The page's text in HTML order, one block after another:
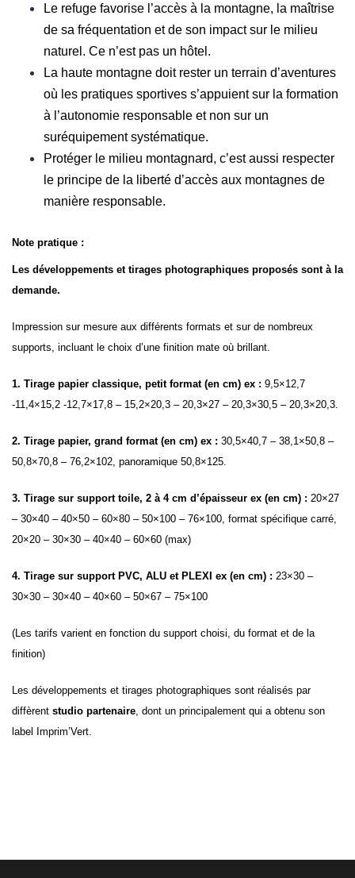
Le refuge favorise l’accès à la montagne, la maîtrise
de sa fréquentation et de son impact sur le milieu
naturel. Ce n’est pas un hôtel.
La haute montagne doit rester un terrain d’aventures
où les pratiques sportives s’appuient sur la formation
à l’autonomie responsable et non sur un
suréquipement systématique.
Protéger le milieu montagnard, c’est aussi respecter
le principe de la liberté d’accès aux montagnes de
manière responsable.
Note pratique :
Les développements et tirages photographiques proposés sont à la
demande.
Impression sur mesure aux différents formats et sur de nombreux
supports, incluant le choix d’une finition mate où brillant.
1. Tirage papier classique, petit format (en cm) ex : 9,5×12,7
-11,4×15,2 -12,7×17,8 – 15,2×20,3 – 20,3×27 – 20,3×30,5 – 20,3×20,3.
2. Tirage papier, grand format (en cm) ex : 30,5×40,7 – 38,1×50,8 –
50,8×70,8 – 76,2×102, panoramique 50,8×125.
3. Tirage sur support toile, 2 à 4 cm d’épaisseur ex (en cm) : 20×27
– 30×40 – 40×50 – 60×80 – 50×100 – 76×100, format spécifique carré,
20×20 – 30×30 – 40×40 – 60×60 (max)
4. Tirage sur support PVC, ALU et PLEXI ex (en cm) : 23×30 –
30×30 – 30×40 – 40×60 – 50×67 – 75×100
(Les tarifs varient en fonction du support choisi, du format et de la
finition)
Les développements et tirages photographiques sont réalisés par
diffèrent studio partenaire , dont un principalement qui a obtenu son
label Imprim’Vert.